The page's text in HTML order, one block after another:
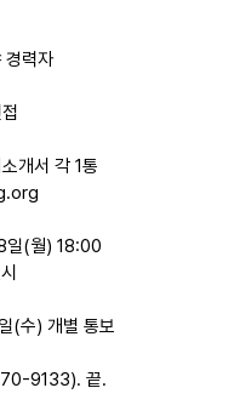
경력자
개서 각 1통
일(월) 18:00
(수) 개별 통보
9133). 끝.